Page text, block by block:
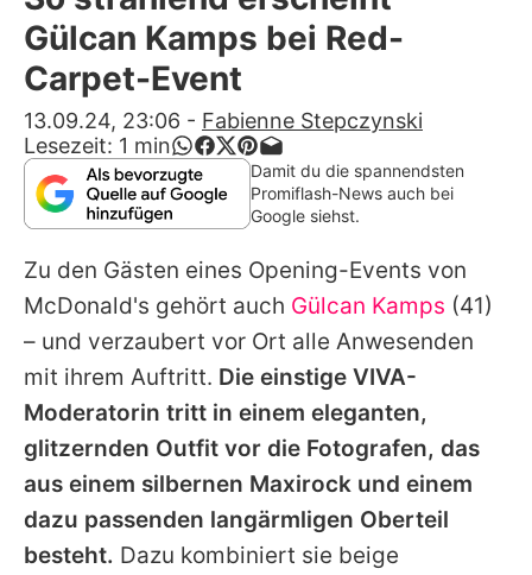
Alle Themen auf Promiflash
App runterladen
Team
Redaktionelle Richtlinien
Impressum
Datenschutzerklärung
Nutzungsbedingungen
Utiq verwalten
Gülcan Kamps bei Red-
Carpet-Event
13.09.24, 23:06 - Fabienne Stepczynski
Lesezeit: 1 min
Damit du die spannendsten
Promiflash-News auch bei
Google siehst.
Zu den Gästen eines Opening-Events von
McDonald's gehört auch Gülcan Kamps (41)
– und verzaubert vor Ort alle Anwesenden
mit ihrem Auftritt. Die einstige VIVA-
Moderatorin tritt in einem eleganten,
glitzernden Outfit vor die Fotografen, das
aus einem silbernen Maxirock und einem
dazu passenden langärmligen Oberteil
besteht. Dazu kombiniert sie beige